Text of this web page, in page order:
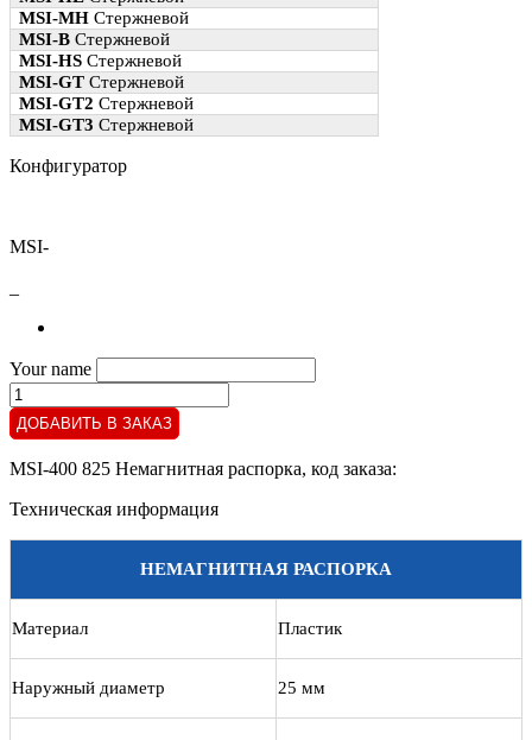
MSI-MH Стержневой
MSI-B Стержневой
MSI-HS Стержневой
MSI-GT Стержневой
MSI-GT2 Стержневой
MSI-GT3 Стержневой
Конфигуратор
MSI-
Your name
MSI-
400
825
распорка
quantity
ДОБАВИТЬ В ЗАКАЗ
MSI-400 825 Немагнитная распорка, код заказа:
Техническая информация
НЕМАГНИТНАЯ РАСПОРКА
Материал Пластик
Наружный диаметр 25 мм